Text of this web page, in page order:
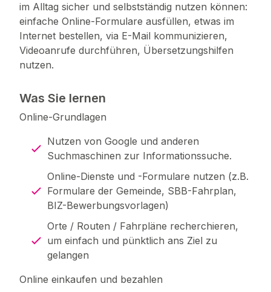
im Alltag sicher und selbstständig nutzen können:
einfache Online-Formulare ausfüllen, etwas im
Internet bestellen, via E-Mail kommunizieren,
Videoanrufe durchführen, Übersetzungshilfen
nutzen.
Was Sie lernen
Online-Grundlagen
Nutzen von Google und anderen
Suchmaschinen zur Informationssuche.
Online-Dienste und -Formulare nutzen (z.B.
Formulare der Gemeinde, SBB-Fahrplan,
BIZ-Bewerbungsvorlagen)
Orte / Routen / Fahrpläne recherchieren,
um einfach und pünktlich ans Ziel zu
gelangen
Online einkaufen und bezahlen